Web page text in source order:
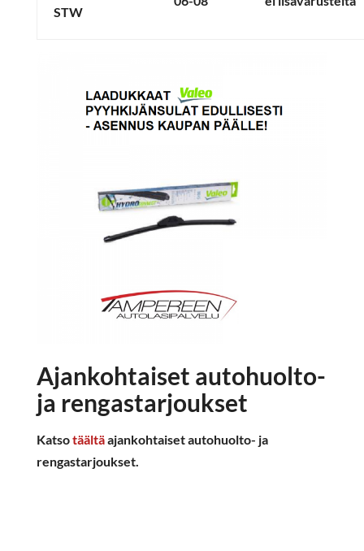
STW
Ajankohtaiset autohuolto-
ja rengastarjoukset
Katsotäältäajankohtaiset autohuolto- ja
rengastarjoukset.